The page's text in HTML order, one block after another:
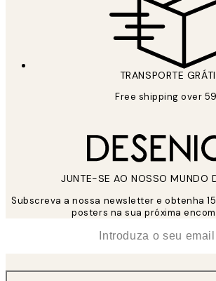
TRANSPORTE
Free shipping over
JUNTE-SE AO NOSSO MUNDO
Subscreva a nossa newsletter e obtenha
posters na sua próxima